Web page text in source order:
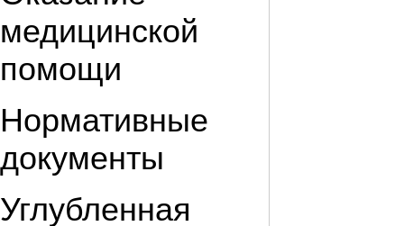
медицинской
помощи
Нормативные
документы
Углубленная